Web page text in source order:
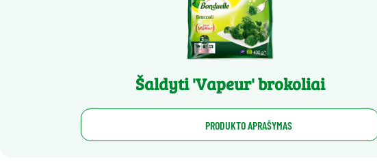
Šaldyti 'Vapeur' brokoliai
PRODUKTO APRAŠYMAS